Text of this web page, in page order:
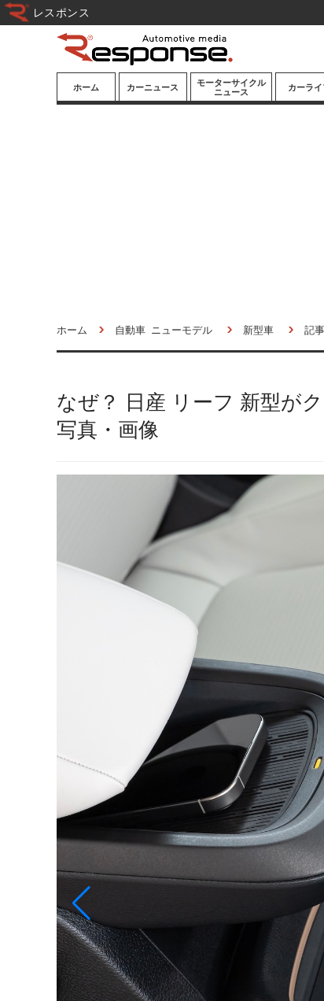
ホーム カーニュース
モーターサイクル
ニュース
カーライ
ホーム 自動車 ニューモデル 新型車 記事
なぜ？ 日産 リーフ 新型が
写真・画像
レスポンス